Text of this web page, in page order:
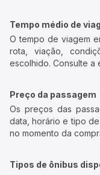
Tempo médio de
O tempo de viagem
rota, viação,
escolhido. Consulte a
Preço da passagem
Os preços das
data, horário e tipo
no momento da
Tipos de ônibus